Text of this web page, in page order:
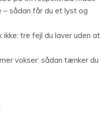
sådan får du et lyst og
tre fejl du laver uden at
vokser: sådan tænker du